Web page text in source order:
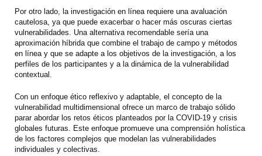
Por otro lado, la investigación en línea requiere una avaluación
cautelosa, ya que puede exacerbar o hacer más oscuras ciertas
vulnerabilidades. Una alternativa recomendable sería una
aproximación híbrida que combine el trabajo de campo y métodos
en línea y que se adapte a los objetivos de la investigación, a los
perfiles de los participantes y a la dinámica de la vulnerabilidad
contextual.
Con un enfoque ético reflexivo y adaptable, el concepto de la
vulnerabilidad multidimensional ofrece un marco de trabajo sólido
parar abordar los retos éticos planteados por la COVID-19 y crisis
globales futuras. Este enfoque promueve una comprensión holística
de los factores complejos que modelan las vulnerabilidades
individuales y colectivas.